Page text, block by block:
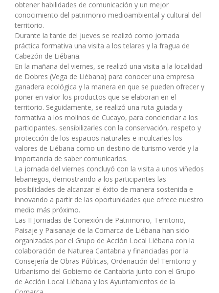
obtener habilidades de comunicación y un mejor
conocimiento del patrimonio medioambiental y cultural del
territorio.
Durante la tarde del jueves se realizó como jornada
práctica formativa una visita a los telares y la fragua de
Cabezón de Liébana.
En la mañana del viernes, se realizó una visita a la localidad
de Dobres (Vega de Liébana) para conocer una empresa
ganadera ecológica y la manera en que se pueden ofrecer y
poner en valor los productos que se elaboran en el
territorio. Seguidamente, se realizó una ruta guiada y
formativa a los molinos de Cucayo, para concienciar a los
participantes, sensibilizarles con la conservación, respeto y
protección de los espacios naturales e inculcarles los
valores de Liébana como un destino de turismo verde y la
importancia de saber comunicarlos.
La jornada del viernes concluyó con la visita a unos viñedos
lebaniegos, demostrando a los participantes las
posibilidades de alcanzar el éxito de manera sostenida e
innovando a partir de las oportunidades que ofrece nuestro
medio más próximo.
Las II Jornadas de Conexión de Patrimonio, Territorio,
Paisaje y Paisanaje de la Comarca de Liébana han sido
organizadas por el Grupo de Acción Local Liébana con la
colaboración de Naturea Cantabria y financiadas por la
Consejería de Obras Públicas, Ordenación del Territorio y
Urbanismo del Gobierno de Cantabria junto con el Grupo
de Acción Local Liébana y los Ayuntamientos de la